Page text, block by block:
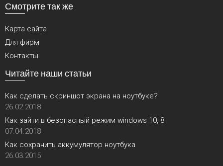
Смотрите так же
Карта сайта
Для фирм
Контакты
Читайте наши статьи
Как сделать скриншот экрана на ноутбуке?
26.02.2018
Как зайти в безопасный режим windows 10, 8
07.04.2018
Как сохранить аккумулятор ноутбука
26.03.2015